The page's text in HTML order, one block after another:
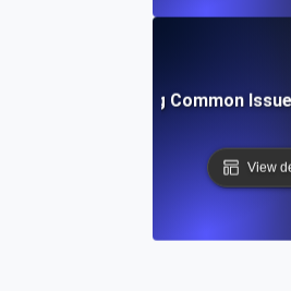
Troubleshooting Common
View